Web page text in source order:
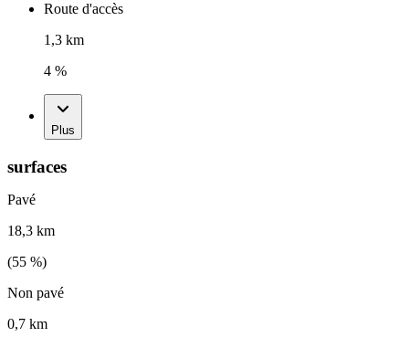
Route d'accès
1,3 km
4 %
Plus
surfaces
Pavé
18,3 km
(55 %)
Non pavé
0,7 km